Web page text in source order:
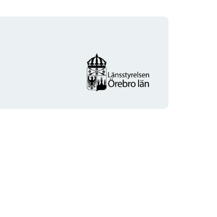
Organisationens
logotyp